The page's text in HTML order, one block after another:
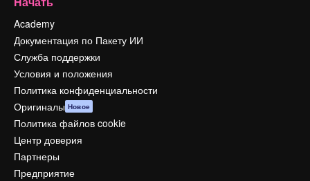
Academy
Документация по Пакету ИИ
Служба поддержки
Условия и положения
Политика конфиденциальности
Оригиналы Новое
Политика файлов cookie
Центр доверия
Партнеры
Предприятие